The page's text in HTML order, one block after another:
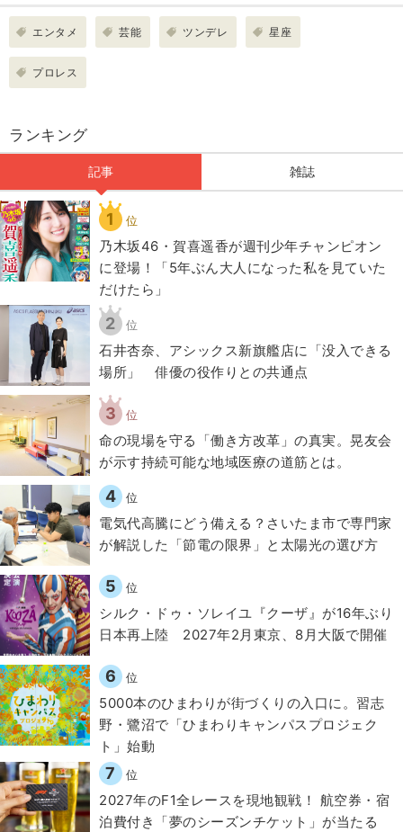
エンタメ 芸能 ツンデレ 星座
プロレス
ランキング
記事 雑誌
1 位
乃木坂46・賀喜遥香が週刊少年チャンピオン
に登場！「5年ぶん大人になった私を見ていた
だけたら」
2 位
石井杏奈、アシックス新旗艦店に「没入できる
場所」 俳優の役作りとの共通点
3 位
​命の現場を守る「働き方改革」の真実。晃友会
が示す持続可能な地域医療の道筋とは。
4 位
電気代高騰にどう備える？さいたま市で専門家
が解説した「節電の限界」と太陽光の選び方
5 位
シルク・ドゥ・ソレイユ『クーザ』が16年ぶり
日本再上陸 2027年2月東京、8月大阪で開催
6 位
5000本のひまわりが街づくりの入口に。習志
野・鷺沼で「ひまわりキャンパスプロジェク
ト」始動
7 位
2027年のF1全レースを現地観戦！ 航空券・宿
泊費付き「夢のシーズンチケット」が当たる